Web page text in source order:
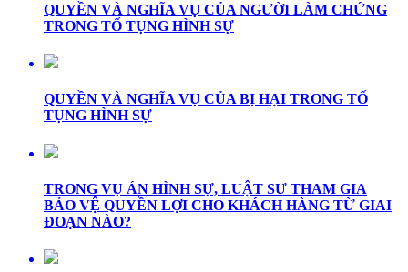
QUYỀN VÀ NGHĨA VỤ CỦA NGƯỜI LÀM CHỨNG
TRONG TỐ TỤNG HÌNH SỰ
QUYỀN VÀ NGHĨA VỤ CỦA BỊ HẠI TRONG TỐ
TỤNG HÌNH SỰ
TRONG VỤ ÁN HÌNH SỰ, LUẬT SƯ THAM GIA
BẢO VỆ QUYỀN LỢI CHO KHÁCH HÀNG TỪ GIAI
ĐOẠN NÀO?